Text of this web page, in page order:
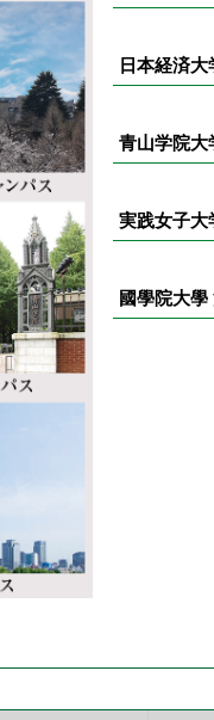
日本経済
青山学院大
実践女子大
國學院大學